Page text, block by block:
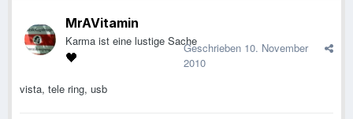
MrAVitamin
Karma ist eine lustige SacheGeschrieben 10. November
2010
vista, tele ring, usb